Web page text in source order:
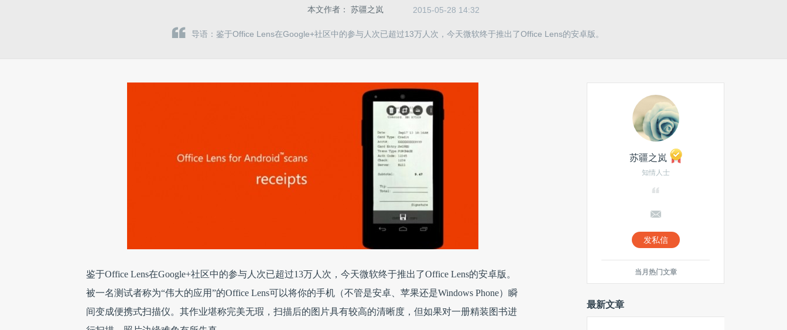
本文作者： 苏疆之岚 2015-05-28 14:32
导语：鉴于Office Lens在Google+社区中的参与人次已超过13万人次，今天微软终于推出了Office Lens的安卓版。
鉴于Office Lens在Google+社区中的参与人次已超过13万人次，今天微软终于推出了Office Lens的安卓版。
被一名测试者称为“伟大的应用”的Office Lens可以将你的手机（不管是安卓、苹果还是Windows Phone）瞬
间变成便携式扫描仪。其作业堪称完美无瑕，扫描后的图片具有较高的清晰度，但如果对一册精装图书进
苏疆之岚
知情人士
发私信
当月热门文章
最新文章